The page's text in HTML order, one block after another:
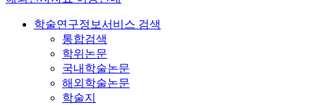
학술연구정보서비스 검색
통합검색
학위논문
국내학술논문
해외학술논문
학술지